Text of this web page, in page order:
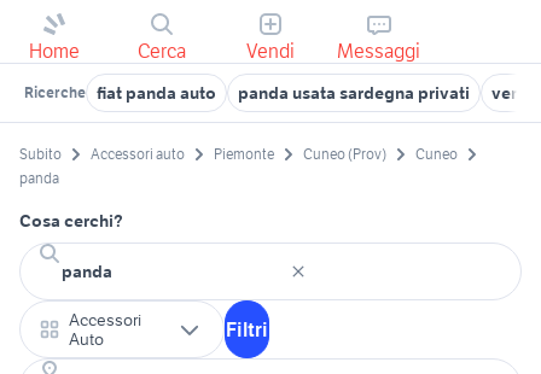
Home Cerca Vendi Messaggi
Ricerche fiat panda auto panda usata sardegna privati
Subito Accessori auto Piemonte Cuneo (Prov)
Cuneo
panda
Cosa cerchi?
Accessori
Auto
Filtri